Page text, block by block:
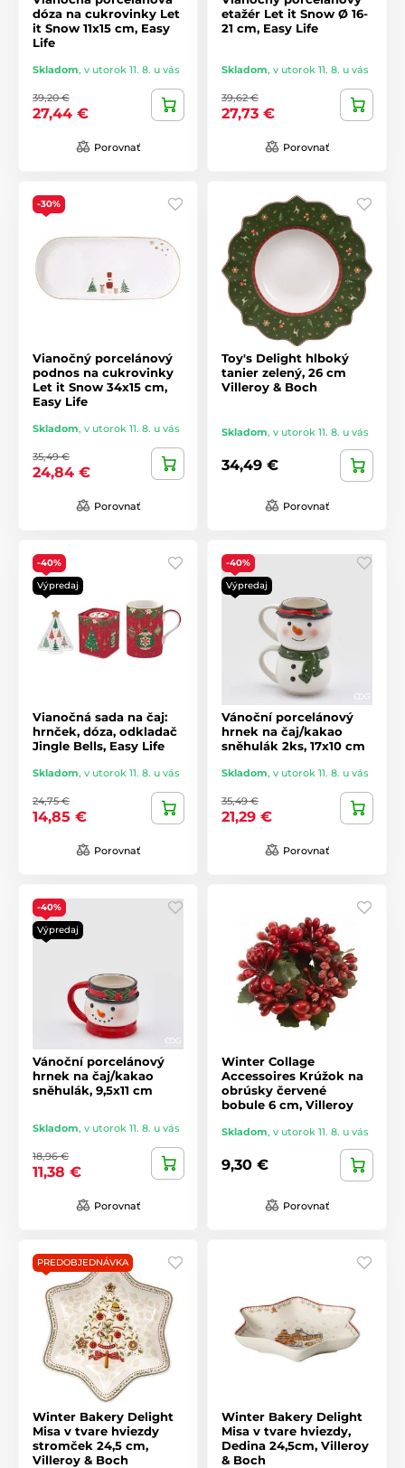
dóza na cukrovinky Let
it Snow 11x15 cm, Easy
Life
Skladom, v utorok 11. 8. u vás
39,20 €
27,44 €
Porovnať
etažér Let it Snow Ø 16-
21 cm, Easy Life
Skladom, v utorok 11. 8. u vás
39,62 €
27,73 €
Porovnať
-30%
Vianočný porcelánový
podnos na cukrovinky
Let it Snow 34x15 cm,
Easy Life
Skladom, v utorok 11. 8. u vás
35,49 €
24,84 €
Porovnať
Toy's Delight hlboký
tanier zelený, 26 cm
Villeroy & Boch
Skladom, v utorok 11. 8. u vás
34,49 €
Porovnať
-40%
Výpredaj
Vianočná sada na čaj:
hrnček, dóza, odkladač
Jingle Bells, Easy Life
Skladom, v utorok 11. 8. u vás
24,75 €
14,85 €
Porovnať
-40%
Výpredaj
Vánoční porcelánový
hrnek na čaj/kakao
sněhulák 2ks, 17x10 cm
Skladom, v utorok 11. 8. u vás
35,49 €
21,29 €
Porovnať
-40%
Výpredaj
Vánoční porcelánový
hrnek na čaj/kakao
sněhulák, 9,5x11 cm
Skladom, v utorok 11. 8. u vás
18,96 €
11,38 €
Porovnať
Winter Collage
Accessoires Krúžok na
obrúsky červené
bobule 6 cm, Villeroy
Skladom, v utorok 11. 8. u vás
9,30 €
Porovnať
PREDOBJEDNÁVKA
Winter Bakery Delight
Misa v tvare hviezdy
stromček 24,5 cm,
Villeroy & Boch
Winter Bakery Delight
Misa v tvare hviezdy,
Dedina 24,5cm, Villeroy
& Boch